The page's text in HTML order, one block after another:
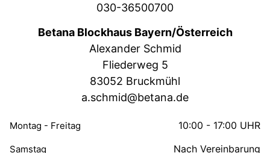
030-36500700
Betana Blockhaus Bayern/Österreich
Alexander Schmid
Fliederweg 5
83052 Bruckmühl
a.schmid@betana.de
Montag - Freitag 10:00 - 17:00 UHR
Samstag Nach Vereinbarung